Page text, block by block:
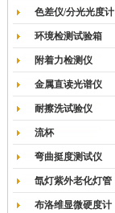
色差仪/分光光度计
环境检测试验箱
附着力检测仪
金属直读光谱仪
耐擦洗试验仪
流杯
弯曲挺度测试仪
氙灯紫外老化灯管
布洛维显微硬度计